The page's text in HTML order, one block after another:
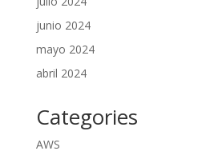
junio 2024
mayo 2024
abril 2024
Categories
AWS